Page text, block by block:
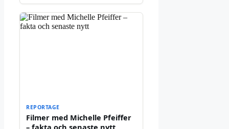
REPORTAGE
Filmer med Michelle Pfeiffer